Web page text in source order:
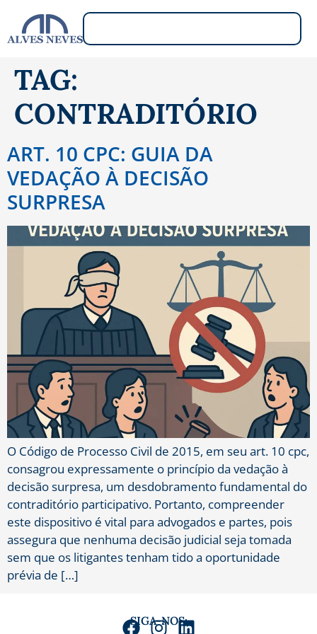
TAG:
CONTRADITÓRIO
ART. 10 CPC: GUIA DA
VEDAÇÃO À DECISÃO
SURPRESA
O Código de Processo Civil de 2015, em seu art. 10 cpc,
consagrou expressamente o princípio da vedação à
decisão surpresa, um desdobramento fundamental do
contraditório participativo. Portanto, compreender
este dispositivo é vital para advogados e partes, pois
assegura que nenhuma decisão judicial seja tomada
sem que os litigantes tenham tido a oportunidade
prévia de […]
SIGA-NOS: